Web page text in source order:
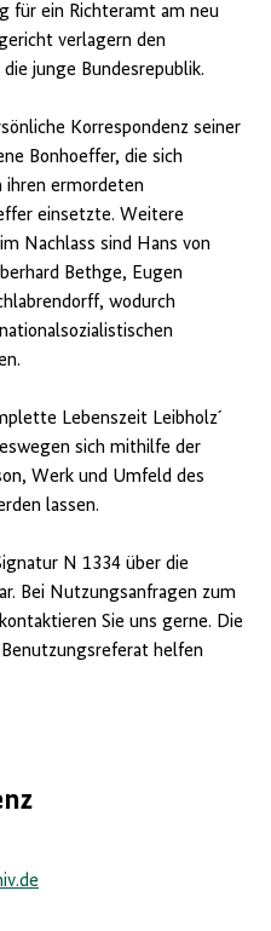
für ein Richteramt am neu
verlagern den
junge Bundesrepublik.
Korrespondenz seiner
Bonhoeffer, die sich
ihren ermordeten
einsetzte. Weitere
Nachlass sind Hans von
Bethge, Eugen
wodurch
Lebenszeit Leibholz´
sich mithilfe der
Werk und Umfeld des
lassen.
N 1334 über die
Bei Nutzungsanfragen zum
Sie uns gerne. Die
helfen